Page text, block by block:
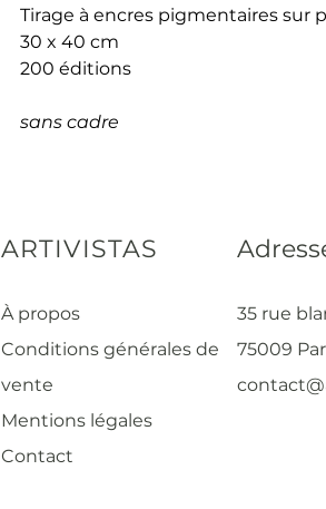
Tirage à encres pigmentaires sur
30 x 40 cm
200 éditions
sans cadre
ARTIVISTAS
À propos
Conditions générales de
vente
Mentions légales
Contact
35 rue
75009